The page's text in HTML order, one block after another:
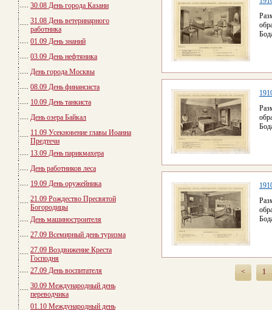
30.08 День города Казани
31.08 День ветеринарного
работника
01.09 День знаний
03.09 День нефтяника
День города Москвы
08.09 День финансиста
10.09 День танкиста
День озера Байкал
11.09 Усекновение главы Иоанна
Предтечи
13.09 День парикмахера
День работников леса
19.09 День оружейника
21.09 Рождество Пресвятой
Богородицы
День машиностроителя
27.09 Всемирный день туризма
27.09 Воздвижение Креста
Господня
27.09 День воспитателя
30.09 Международный день
переводчика
01.10 Международный день
< 1